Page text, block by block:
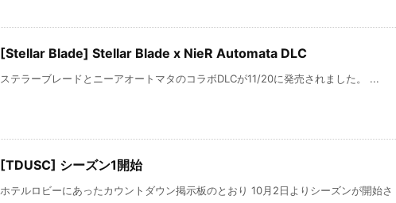
[Stellar Blade] Stellar Blade x NieR Automata DLC
ステラーブレードとニーアオートマタのコラボDLCが11/20に発売されました。 ...
[TDUSC] シーズン1開始
ホテルロビーにあったカウントダウン掲示板のとおり 10月2日よりシーズンが開始さ